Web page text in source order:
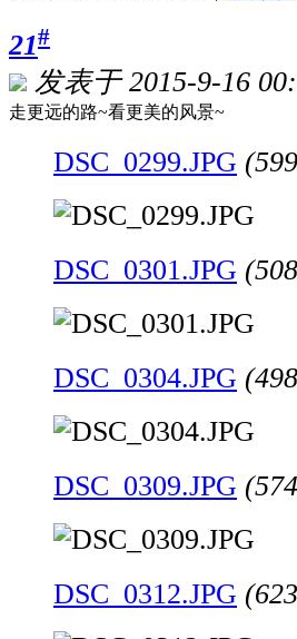
21#
发表于 2015-9-16
走更远的路~看更美的风景~
DSC_0299.JPG
DSC_0301.JPG
DSC_0304.JPG
DSC_0309.JPG
DSC_0312.JPG